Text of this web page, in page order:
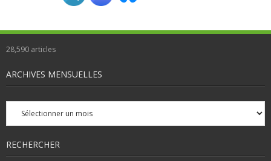
28,590 articles
ARCHIVES MENSUELLES
Archives
mensuelles
RECHERCHER